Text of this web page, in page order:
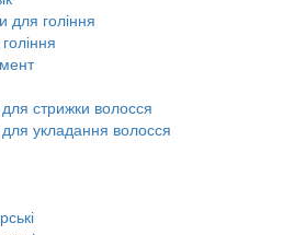
для гоління
для стрижки волосся
для укладання волосся